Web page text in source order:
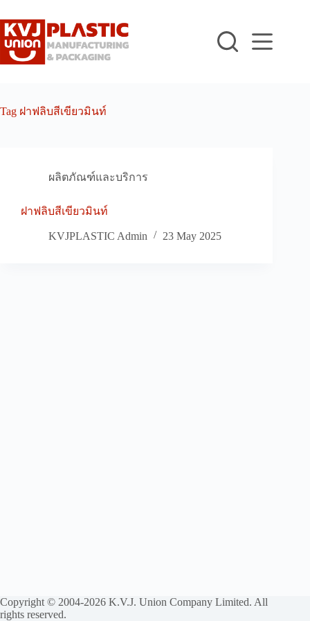
to
content
Tag ฝาฟลิบสีเขียวมินท์
ผลิตภัณฑ์และบริการ
ฝาฟลิบสีเขียวมินท์
KVJPLASTIC Admin 23 May 2025
Copyright © 2004-2026 K.V.J. Union Company Limited. All
rights reserved.